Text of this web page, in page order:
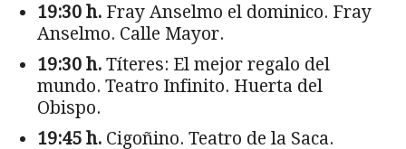
19:30 h. Fray Anselmo el dominico. Fray
Anselmo. Calle Mayor.
19:30 h. Títeres: El mejor regalo del
mundo. Teatro Infinito. Huerta del
Obispo.
19:45 h. Cigoñino. Teatro de la Saca.